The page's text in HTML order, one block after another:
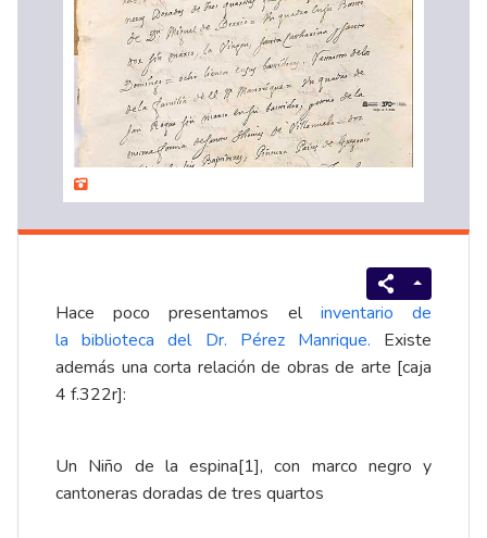
Hace poco presentamos el inventario de
la biblioteca del Dr. Pérez Manrique. Existe
además una corta relación de obras de arte [caja
4 f.322r]:
Un Niño de la espina[1], con marco negro y
cantoneras doradas de tres quartos